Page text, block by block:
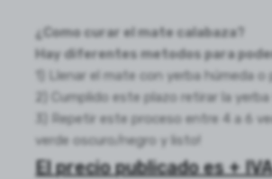
¿Como curar el mate calabaza?
Hay diferentes metodos para
1) Llenar el mate con yerba húmeda
2) Cumplido este plazo retirar la
3) Repetir este proceso entre 4 a 6
verde oscuro/negro y listo!
El precio publicado es +